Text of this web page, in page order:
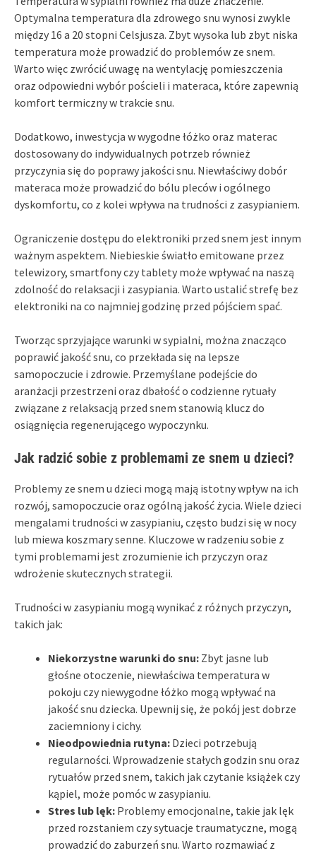
Optymalna temperatura dla zdrowego snu wynosi zwykle
między 16 a 20 stopni Celsjusza. Zbyt wysoka lub zbyt niska
temperatura może prowadzić do problemów ze snem.
Warto więc zwrócić uwagę na wentylację pomieszczenia
oraz odpowiedni wybór pościeli i materaca, które zapewnią
komfort termiczny w trakcie snu.
Dodatkowo, inwestycja w wygodne łóżko oraz materac
dostosowany do indywidualnych potrzeb również
przyczynia się do poprawy jakości snu. Niewłaściwy dobór
materaca może prowadzić do bólu pleców i ogólnego
dyskomfortu, co z kolei wpływa na trudności z zasypianiem.
Ograniczenie dostępu do elektroniki przed snem jest innym
ważnym aspektem. Niebieskie światło emitowane przez
telewizory, smartfony czy tablety może wpływać na naszą
zdolność do relaksacji i zasypiania. Warto ustalić strefę bez
elektroniki na co najmniej godzinę przed pójściem spać.
Tworząc sprzyjające warunki w sypialni, można znacząco
poprawić jakość snu, co przekłada się na lepsze
samopoczucie i zdrowie. Przemyślane podejście do
aranżacji przestrzeni oraz dbałość o codzienne rytuały
związane z relaksacją przed snem stanowią klucz do
osiągnięcia regenerującego wypoczynku.
Jak radzić sobie z problemami ze snem u dzieci?
Problemy ze snem u dzieci mogą mają istotny wpływ na ich
rozwój, samopoczucie oraz ogólną jakość życia. Wiele dzieci
mengalami trudności w zasypianiu, często budzi się w nocy
lub miewa koszmary senne. Kluczowe w radzeniu sobie z
tymi problemami jest zrozumienie ich przyczyn oraz
wdrożenie skutecznych strategii.
Trudności w zasypianiu mogą wynikać z różnych przyczyn,
takich jak:
Niekorzystne warunki do snu: Zbyt jasne lub
głośne otoczenie, niewłaściwa temperatura w
pokoju czy niewygodne łóżko mogą wpływać na
jakość snu dziecka. Upewnij się, że pokój jest dobrze
zaciemniony i cichy.
Nieodpowiednia rutyna: Dzieci potrzebują
regularności. Wprowadzenie stałych godzin snu oraz
rytuałów przed snem, takich jak czytanie książek czy
kąpiel, może pomóc w zasypianiu.
Stres lub lęk: Problemy emocjonalne, takie jak lęk
przed rozstaniem czy sytuacje traumatyczne, mogą
prowadzić do zaburzeń snu. Warto rozmawiać z